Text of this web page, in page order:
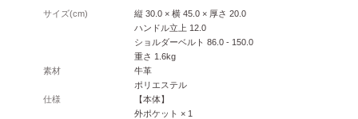
サイズ(cm)
縦 30.0 × 横 45.0 × 厚さ 20.0
ハンドル立上 12.0
ショルダーベルト 86.0 - 150.0
重さ 1.6kg
素材
牛革
ポリエステル
仕様
【本体】
外ポケット × 1